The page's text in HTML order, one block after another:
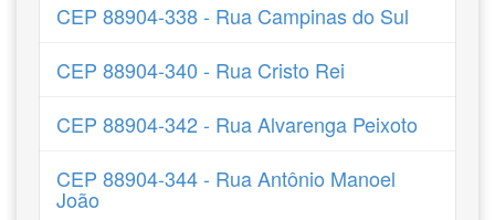
CEP 88904-338 - Rua Campinas do Sul
CEP 88904-340 - Rua Cristo Rei
CEP 88904-342 - Rua Alvarenga Peixoto
CEP 88904-344 - Rua Antônio Manoel
João